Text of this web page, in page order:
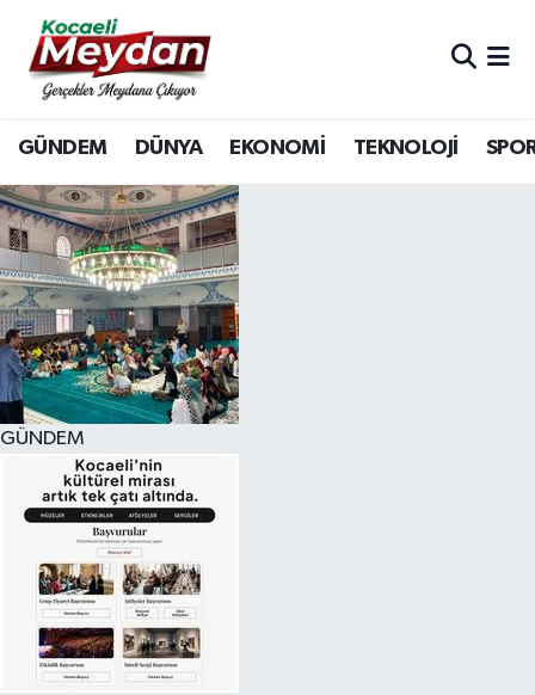
GÜNDEM DÜNYA EKONOMİ TEKNOLOJİ
GÜNDEM
Nöbetçi Eczaneler
Hava Durumu
Trafik Durumu
Süper Lig Puan Durumu ve Fikstür
Tüm Manşetler
Son Dakika Haberleri
Haber Arşivi